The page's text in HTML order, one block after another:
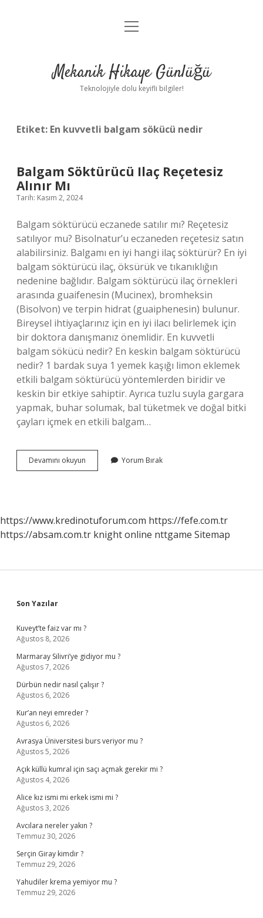
Anasayfa
Yasal Uyarı
menüyü
Mekanik Hikaye Günlüğü
Teknolojiyle dolu keyifli bilgiler!
Etiket: En kuvvetli balgam sökücü nedir
Balgam Söktürücü Ilaç Reçetesiz
Alınır Mı
Tarih: Kasım 2, 2024
Balgam söktürücü eczanede satılır mı? Reçetesiz
satılıyor mu? Bisolnatur’u eczaneden reçetesiz satın
alabilirsiniz. Balgamı en iyi hangi ilaç söktürür? En iyi
balgam söktürücü ilaç, öksürük ve tıkanıklığın
nedenine bağlıdır. Balgam söktürücü ilaç örnekleri
arasında guaifenesin (Mucinex), bromheksin
(Bisolvon) ve terpin hidrat (guaiphenesin) bulunur.
Bireysel ihtiyaçlarınız için en iyi ilacı belirlemek için
bir doktora danışmanız önemlidir. En kuvvetli
balgam sökücü nedir? En keskin balgam söktürücü
nedir? 1 bardak suya 1 yemek kaşığı limon eklemek
etkili balgam söktürücü yöntemlerden biridir ve
keskin bir etkiye sahiptir. Ayrıca tuzlu suyla gargara
yapmak, buhar solumak, bal tüketmek ve doğal bitki
çayları içmek en etkili balgam…
Devamını okuyun
Söktürücü
Yorum Bırak
https://www.kredinotuforum.com https://fefe.com.tr
https://absam.com.tr knight online nttgame Sitemap
Sidebar
Son Yazılar
Kuveyt’te faiz var mı ?
Ağustos 8, 2026
Marmaray Silivri’ye gidiyor mu ?
Ağustos 7, 2026
Dürbün nedir nasıl çalışır ?
Ağustos 6, 2026
Kur’an neyi emreder ?
Ağustos 6, 2026
Avrasya Üniversitesi burs veriyor mu ?
Ağustos 5, 2026
Açık küllü kumral için saçı açmak gerekir mi ?
Ağustos 4, 2026
Alice kız ismi mi erkek ismi mi ?
Ağustos 3, 2026
Avcılara nereler yakın ?
Temmuz 30, 2026
Serçin Giray kimdir ?
Temmuz 29, 2026
Yahudiler krema yemiyor mu ?
Temmuz 29, 2026